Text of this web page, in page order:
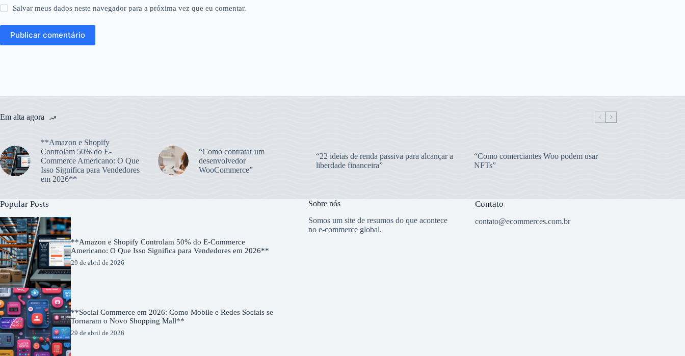
Salvar meus dados neste navegador para a próxima vez que eu comentar.
Publicar comentário
Em alta agora
**Amazon e Shopify
Controlam 50% do E-
Commerce Americano: O Que
Isso Significa para Vendedores
em 2026**
“Como contratar um
desenvolvedor
WooCommerce”
“22 ideias de renda passiva para alcançar a
liberdade financeira”
“Como comerciantes Woo podem usar
NFTs”
Popular Posts
**Amazon e Shopify Controlam 50% do E-Commerce
Americano: O Que Isso Significa para Vendedores em 2026**
29 de abril de 2026
**Social Commerce em 2026: Como Mobile e Redes Sociais se
Tornaram o Novo Shopping Mall**
29 de abril de 2026
Sobre nós
Somos um site de resumos do que acontece
no e-commerce global.
Contato
contato@ecommerces.com.br